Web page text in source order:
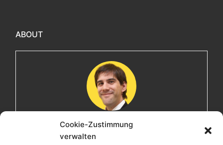
Cookie-Zustimmung
verwalten
ABOUT
Maximilian